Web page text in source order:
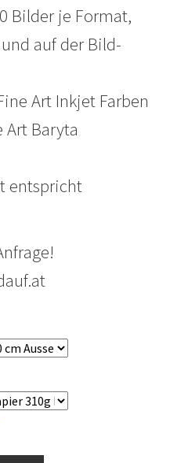
Bilder je Format,
auf der Bild-
Art Inkjet Farben
Art Baryta
entspricht